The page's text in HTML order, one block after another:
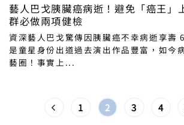
藝人巴戈胰臟癌病逝！避免「癌王」
群必做兩項健檢
資深藝人巴戈驚傳因胰臟癌不幸病逝享壽
是童星身份出道過去演出作品豐富，如今
藝圈！事實上...
1 2 3 4